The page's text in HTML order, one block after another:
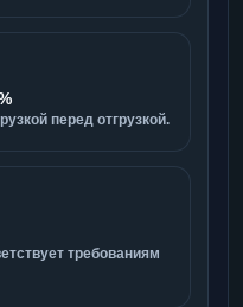
перед отгрузкой.
требованиям